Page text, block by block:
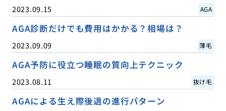
2023.09.15 AGA
AGA診断だけでも費用はかかる？相場は？
2023.09.09 薄毛
AGA予防に役立つ睡眠の質向上テクニック
2023.08.11 抜け毛
AGAによる生え際後退の進行パターン